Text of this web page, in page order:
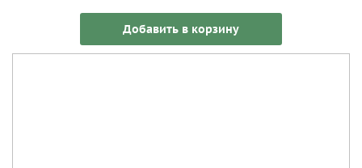
Добавить в корзину